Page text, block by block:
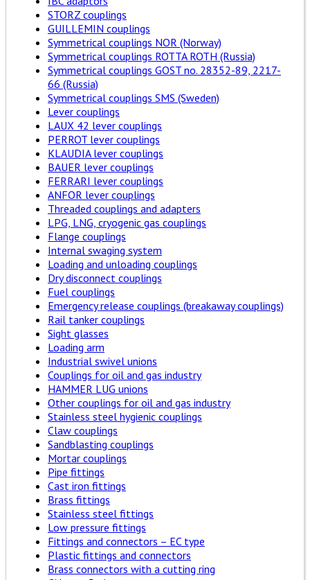
STORZ couplings
GUILLEMIN couplings
Symmetrical couplings NOR (Norway)
Symmetrical couplings ROTTA ROTH (Russia)
Symmetrical couplings GOST no. 28352-89, 2217-
66 (Russia)
Symmetrical couplings SMS (Sweden)
Lever couplings
LAUX 42 lever couplings
PERROT lever couplings
KLAUDIA lever couplings
BAUER lever couplings
FERRARI lever couplings
ANFOR lever couplings
Threaded couplings and adapters
LPG, LNG, cryogenic gas couplings
Flange couplings
Internal swaging system
Loading and unloading couplings
Dry disconnect couplings
Fuel couplings
Emergency release couplings (breakaway couplings)
Rail tanker couplings
Sight glasses
Loading arm
Industrial swivel unions
Couplings for oil and gas industry
HAMMER LUG unions
Other couplings for oil and gas industry
Stainless steel hygienic couplings
Claw couplings
Sandblasting couplings
Mortar couplings
Pipe fittings
Cast iron fittings
Brass fittings
Stainless steel fittings
Low pressure fittings
Fittings and connectors – EC type
Plastic fittings and connectors
Brass connectors with a cutting ring